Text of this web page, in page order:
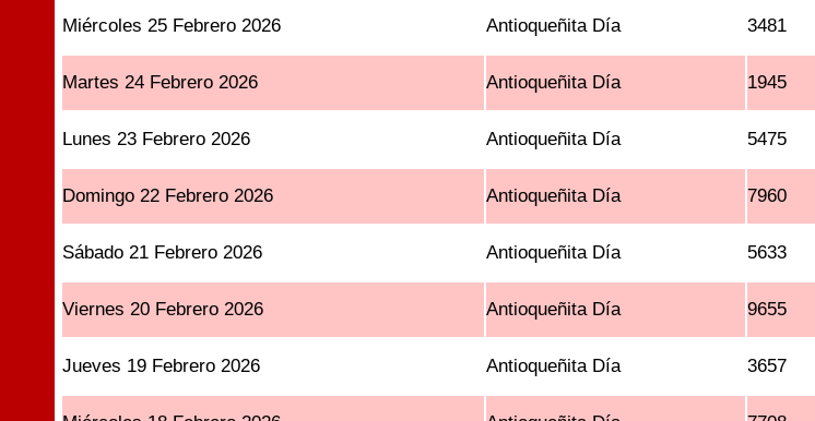
Miércoles 25 Febrero 2026 Antioqueñita Día 3481
Martes 24 Febrero 2026 Antioqueñita Día 1945
Lunes 23 Febrero 2026 Antioqueñita Día 5475
Domingo 22 Febrero 2026 Antioqueñita Día 7960
Sábado 21 Febrero 2026 Antioqueñita Día 5633
Viernes 20 Febrero 2026 Antioqueñita Día 9655
Jueves 19 Febrero 2026 Antioqueñita Día 3657